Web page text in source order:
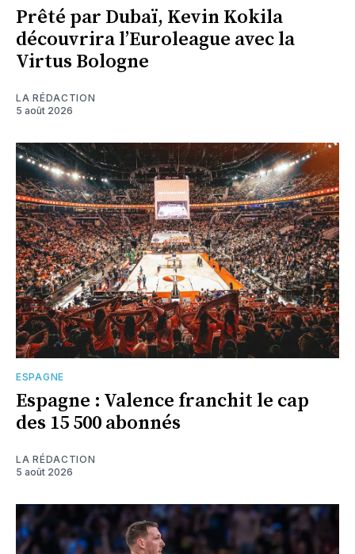
Prêté par Dubaï, Kevin Kokila
découvrira l’Euroleague avec la
Virtus Bologne
LA RÉDACTION
5 août 2026
ESPAGNE
Espagne : Valence franchit le cap
des 15 500 abonnés
LA RÉDACTION
5 août 2026